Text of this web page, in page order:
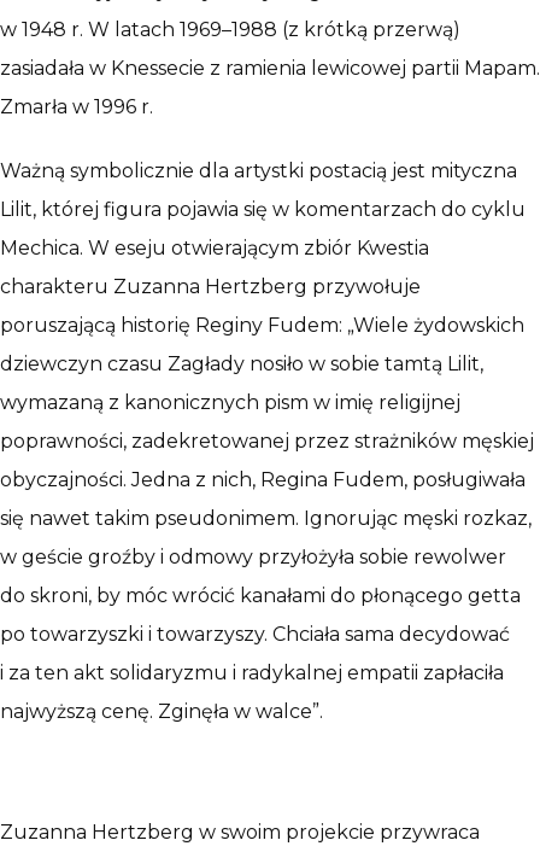
w 1948 r. W latach 1969–1988 (z krótką przerwą)
zasiadała w Knessecie z ramienia lewicowej partii Mapam.
Zmarła w 1996 r.
Ważną symbolicznie dla artystki postacią jest mityczna
Lilit, której figura pojawia się w komentarzach do cyklu
Mechica. W eseju otwierającym zbiór Kwestia
charakteru Zuzanna Hertzberg przywołuje
poruszającą historię Reginy Fudem: „Wiele żydowskich
dziewczyn czasu Zagłady nosiło w sobie tamtą Lilit,
wymazaną z kanonicznych pism w imię religijnej
poprawności, zadekretowanej przez strażników męskiej
obyczajności. Jedna z nich, Regina Fudem, posługiwała
się nawet takim pseudonimem. Ignorując męski rozkaz,
w geście groźby i odmowy przyłożyła sobie rewolwer
do skroni, by móc wrócić kanałami do płonącego getta
po towarzyszki i towarzyszy. Chciała sama decydować
i za ten akt solidaryzmu i radykalnej empatii zapłaciła
najwyższą cenę. Zginęła w walce”.
Zuzanna Hertzberg w swoim projekcie przywraca